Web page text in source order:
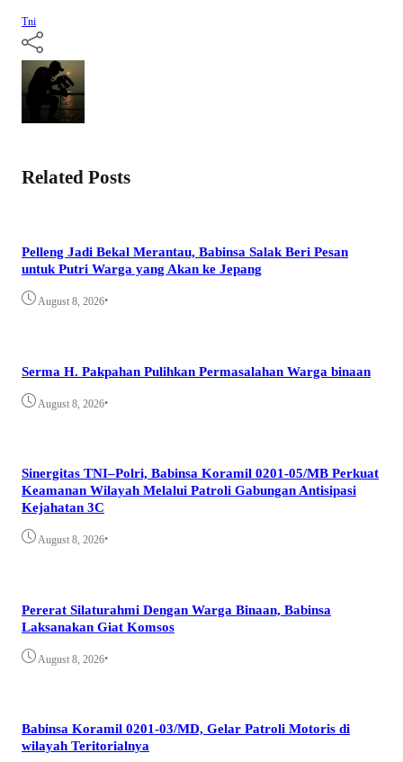
Tni
Related Posts
Pelleng Jadi Bekal Merantau, Babinsa Salak Beri Pesan
untuk Putri Warga yang Akan ke Jepang
August 8, 2026•
Serma H. Pakpahan Pulihkan Permasalahan Warga binaan
August 8, 2026•
Sinergitas TNI–Polri, Babinsa Koramil 0201-05/MB Perkuat
Keamanan Wilayah Melalui Patroli Gabungan Antisipasi
Kejahatan 3C
August 8, 2026•
Pererat Silaturahmi Dengan Warga Binaan, Babinsa
Laksanakan Giat Komsos
August 8, 2026•
Babinsa Koramil 0201-03/MD, Gelar Patroli Motoris di
wilayah Teritorialnya